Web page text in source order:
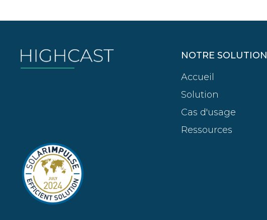
NOTRE SOLUTION
Accueil
Solution
Cas d'usage
Ressources